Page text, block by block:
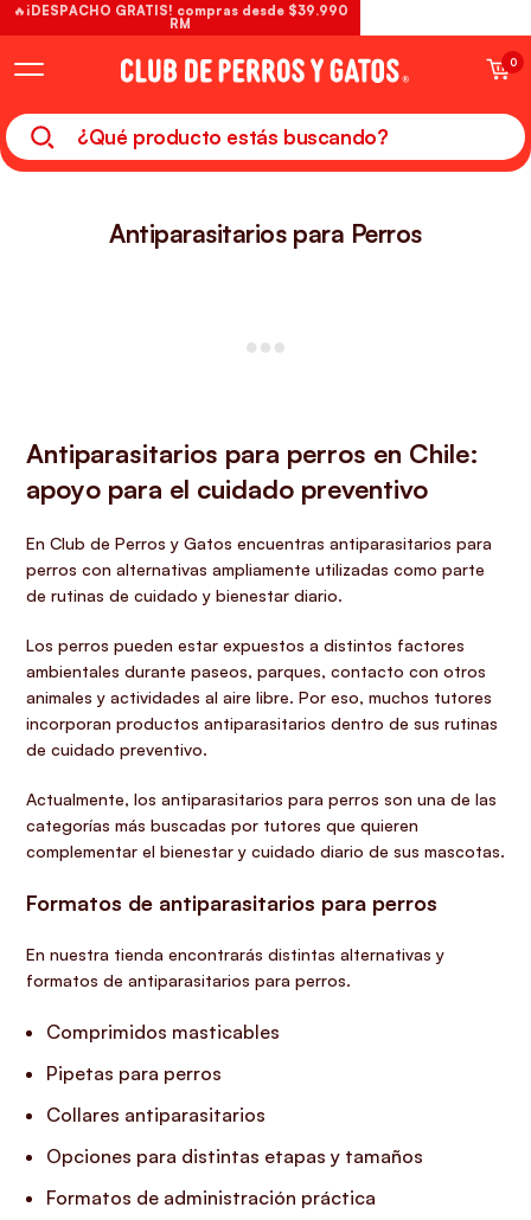
0
Antiparasitarios para Perros
Antiparasitarios para perros en Chile:
apoyo para el cuidado preventivo
En Club de Perros y Gatos encuentras antiparasitarios para
perros con alternativas ampliamente utilizadas como parte
de rutinas de cuidado y bienestar diario.
Los perros pueden estar expuestos a distintos factores
ambientales durante paseos, parques, contacto con otros
animales y actividades al aire libre. Por eso, muchos tutores
incorporan productos antiparasitarios dentro de sus rutinas
de cuidado preventivo.
Actualmente, los antiparasitarios para perros son una de las
categorías más buscadas por tutores que quieren
complementar el bienestar y cuidado diario de sus mascotas.
Formatos de antiparasitarios para perros
En nuestra tienda encontrarás distintas alternativas y
formatos de antiparasitarios para perros.
Comprimidos masticables
Pipetas para perros
Collares antiparasitarios
Opciones para distintas etapas y tamaños
Formatos de administración práctica
🔥¡DESPACHO GRATIS! compras desde $39.990
RM